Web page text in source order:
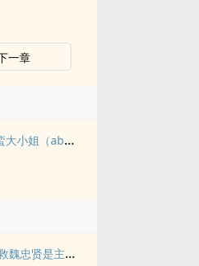
一章
伪装alpha但娇蛮大小姐（abo NPH）
穿越朱由检开局救魏忠贤是主角的小